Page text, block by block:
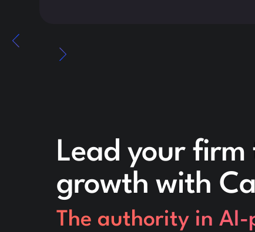
Lead your firm
growth with
The authority in AI-